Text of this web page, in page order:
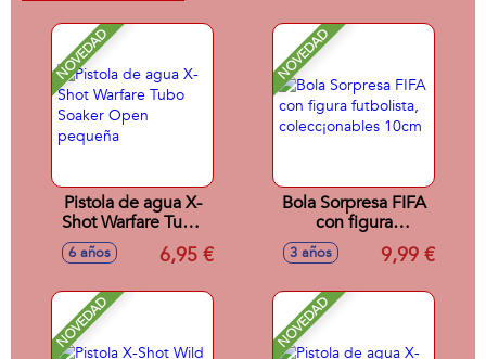
NOVEDAD
Pistola de agua X-
Shot Warfare Tubo
Soaker Open
pequeña
6 años 6,95 €
NOVEDAD
Bola Sorpresa FIFA
con figura
futbolista,
colecc¡onables
3 años 9,99 €
NOVEDAD NOVEDAD